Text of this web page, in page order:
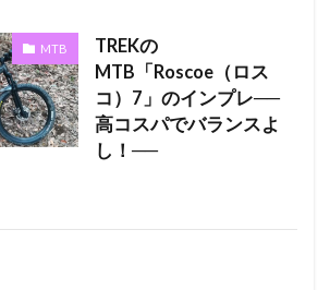
MTB
TREKの
MTB「Roscoe（ロス
コ）7」のインプレ──
高コスパでバランスよ
し！──